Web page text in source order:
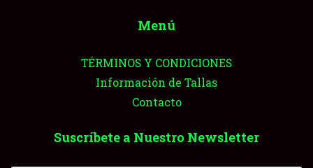
Menú
TÉRMINOS Y CONDICIONES
Información de Tallas
Contacto
Suscríbete a Nuestro Newsletter